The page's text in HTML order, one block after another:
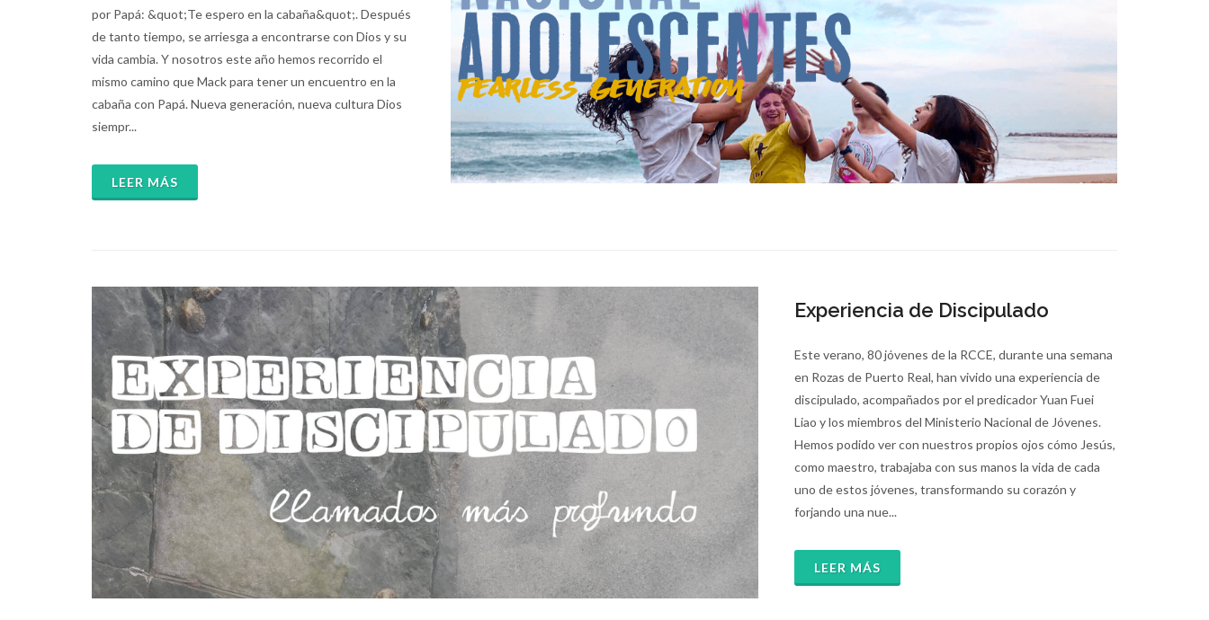
por Papá: &quot;Te espero en la cabaña&quot;. Después
de tanto tiempo, se arriesga a encontrarse con Dios y su
vida cambia. Y nosotros este año hemos recorrido el
mismo camino que Mack para tener un encuentro en la
cabaña con Papá. Nueva generación, nueva cultura Dios
siempr...
LEER MÁS
Experiencia de Discipulado
Este verano, 80 jóvenes de la RCCE, durante una semana
en Rozas de Puerto Real, han vivido una experiencia de
discipulado, acompañados por el predicador Yuan Fuei
Liao y los miembros del Ministerio Nacional de Jóvenes.
Hemos podido ver con nuestros propios ojos cómo Jesús,
como maestro, trabajaba con sus manos la vida de cada
uno de estos jóvenes, transformando su corazón y
forjando una nue...
LEER MÁS